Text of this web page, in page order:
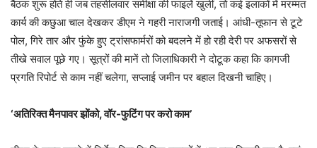
बैठक शुरू होते ही जब तहसीलवार समीक्षा की फाइलें खुलीं, तो कई इलाकों में मरम्मत
कार्य की कछुआ चाल देखकर डीएम ने गहरी नाराजगी जताई। आंधी-तूफान से टूटे
पोल, गिरे तार और फुंके हुए ट्रांसफार्मरों को बदलने में हो रही देरी पर अफसरों से
तीखे सवाल पूछे गए। सूत्रों की मानें तो जिलाधिकारी ने दोटूक कहा कि कागजी
प्रगति रिपोर्ट से काम नहीं चलेगा, सप्लाई जमीन पर बहाल दिखनी चाहिए।
‘अतिरिक्त मैनपावर झोंको, वॉर-फुटिंग पर करो काम’